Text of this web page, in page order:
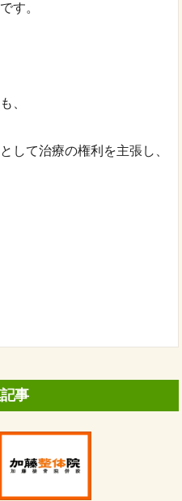
す。
、
して治療の権利を主張し、
事